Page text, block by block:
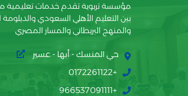
مؤسسة تربوية تقدم خدمات تعليمية
بين التعليم الأهلي السعودي والدبلومة
والمنهج البريطاني والمسار المصري
حي المنسك - أبها - عسير
+0172261122
+966537091111